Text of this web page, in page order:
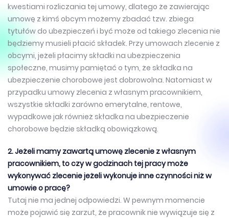
kwestiami rozliczania tej umowy, dlatego że zawierając
umowę z kimś obcym możemy zbadać tzw. zbiega
tytułów do ubezpieczeń i być może od takiego zlecenia nie
będziemy musieli płacić składek. Przy umowach zlecenie z
obcymi, jeżeli płacimy składki na ubezpieczenia
społeczne, musimy pamiętać o tym, że składka na
ubezpieczenie chorobowe jest dobrowolna. Natomiast w
przypadku umowy zlecenia z własnym pracownikiem,
wszystkie składki zarówno emerytalne, rentowe,
wypadkowe jak również składka na ubezpieczenie
chorobowe będzie składką obowiązkową.
2. Jeżeli mamy zawartą umowę zlecenie z własnym
pracownikiem, to czy w godzinach tej pracy może
wykonywać zlecenie jeżeli wykonuje inne czynności niż w
umowie o pracę?
Tutaj nie ma jednej odpowiedzi. W pewnym momencie
może pojawić się zarzut, że pracownik nie wywiązuje się z